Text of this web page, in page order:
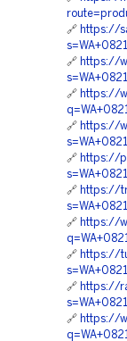
🔗 https://
🔗 https://
🔗 https://
🔗 https://
🔗 https://
🔗 https://
🔗 https://
🔗 https://
🔗 https://
🔗 https://